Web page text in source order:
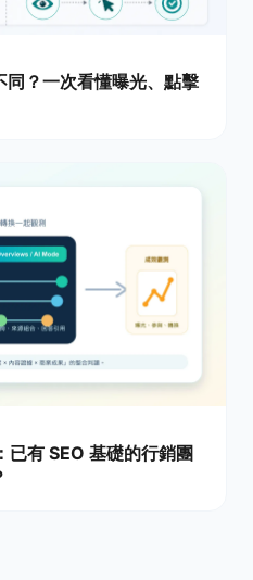
？一次看懂曝光、點擊
有 SEO 基礎的行銷團